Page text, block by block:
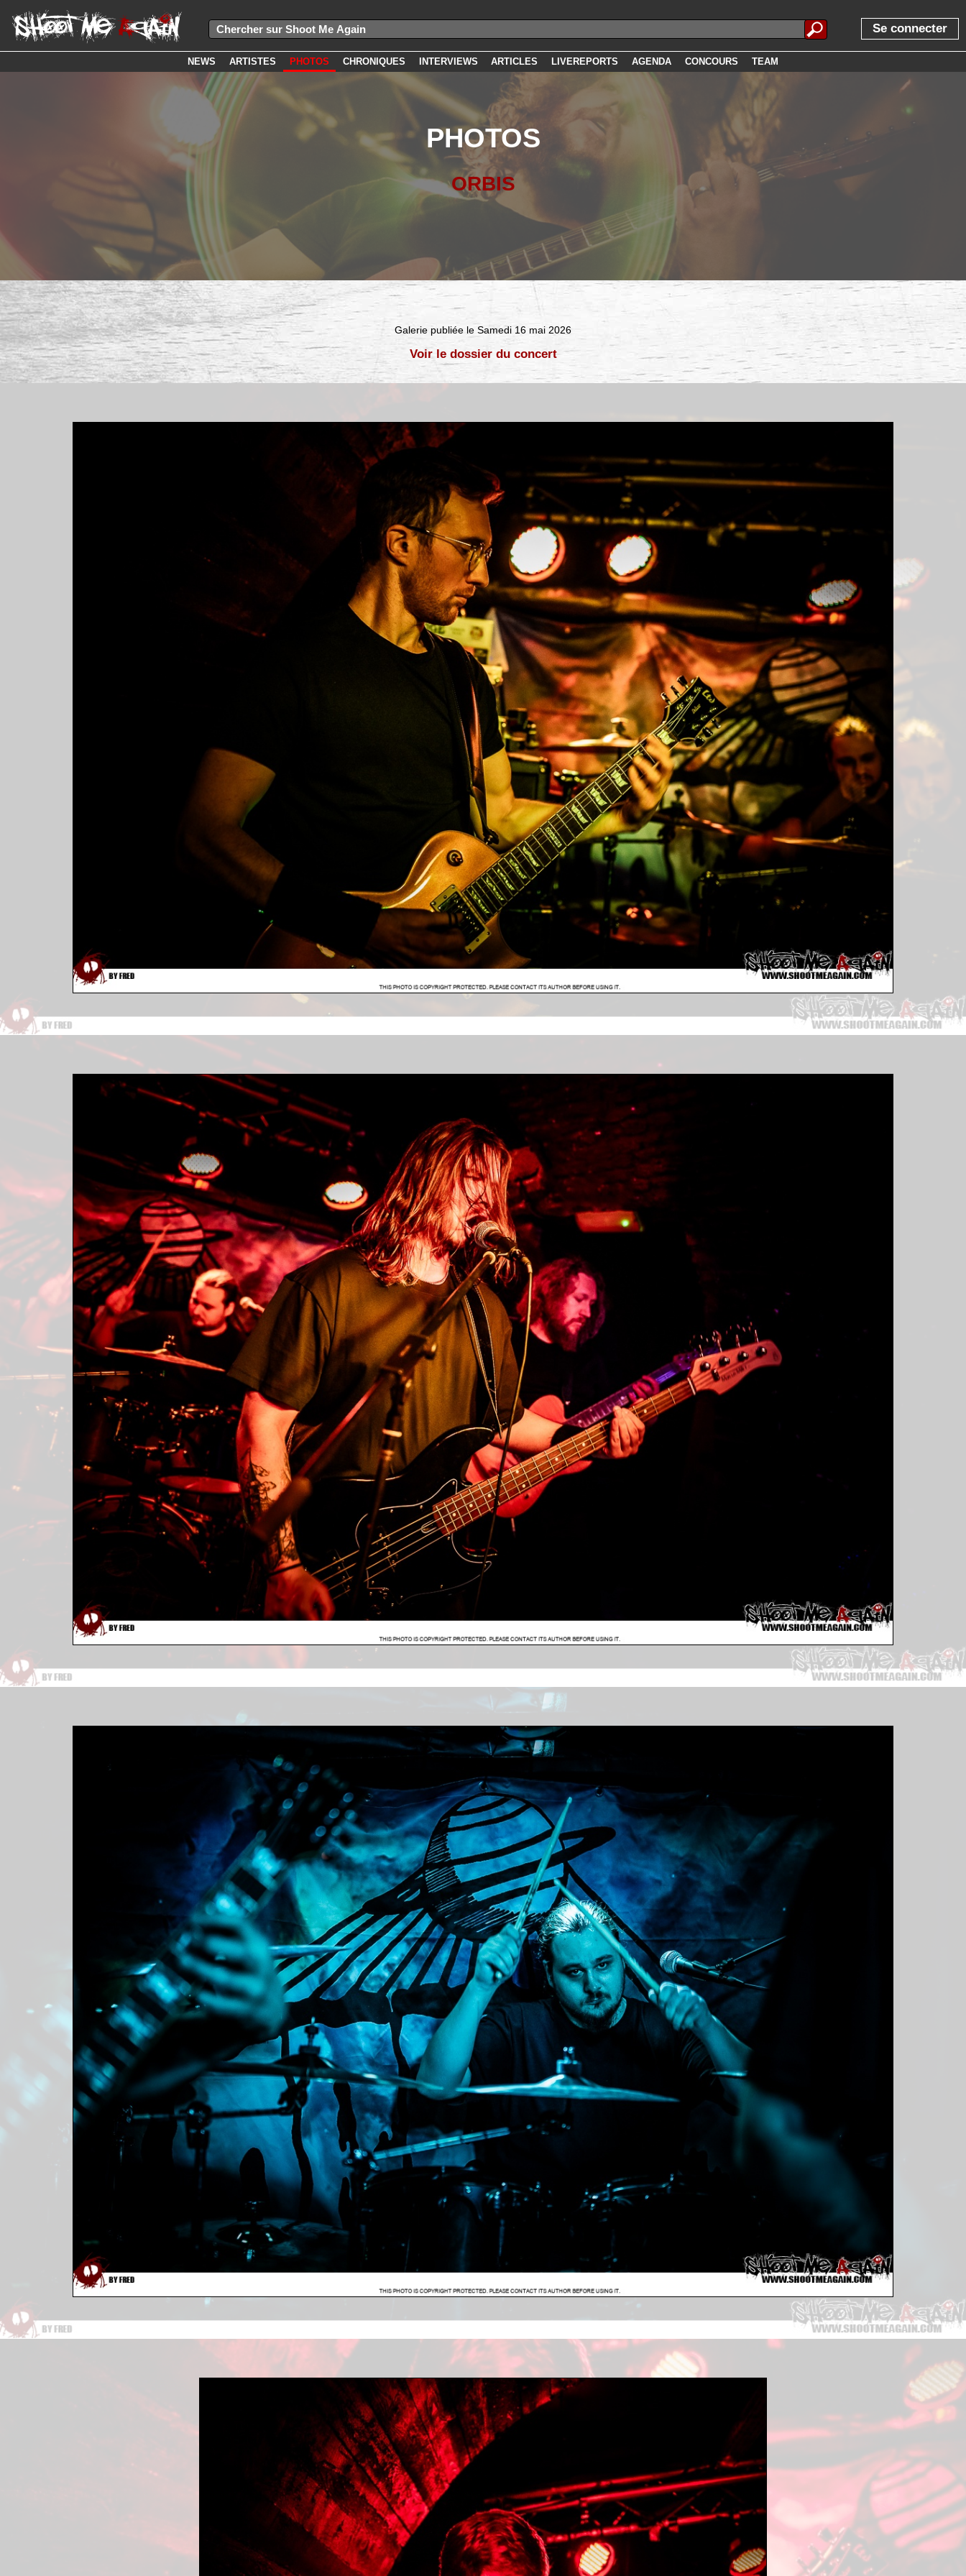
Se connecter
NEWS ARTISTES PHOTOS CHRONIQUES INTERVIEWS ARTICLES LIVEREPORTS AGENDA CONCOURS TEAM
PHOTOS
ORBIS
Galerie publiée le Samedi 16 mai 2026
Voir le dossier du concert